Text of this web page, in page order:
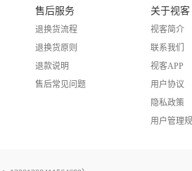
售后服务
退换货流程
退换货原则
退款说明
售后常见问题
关于视客
视客简介
联系我们
视客APP
用户协议
隐私政策
用户管理